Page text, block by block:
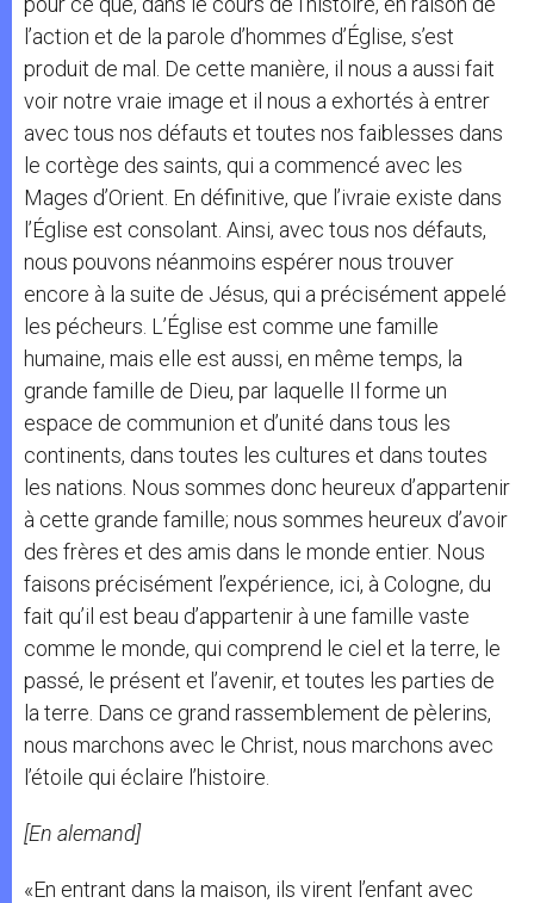
l’action et de la parole d’hommes d’Église, s’est
produit de mal. De cette manière, il nous a aussi fait
voir notre vraie image et il nous a exhortés à entrer
avec tous nos défauts et toutes nos faiblesses dans
le cortège des saints, qui a commencé avec les
Mages d’Orient. En définitive, que l’ivraie existe dans
l’Église est consolant. Ainsi, avec tous nos défauts,
nous pouvons néanmoins espérer nous trouver
encore à la suite de Jésus, qui a précisément appelé
les pécheurs. L’Église est comme une famille
humaine, mais elle est aussi, en même temps, la
grande famille de Dieu, par laquelle Il forme un
espace de communion et d’unité dans tous les
continents, dans toutes les cultures et dans toutes
les nations. Nous sommes donc heureux d’appartenir
à cette grande famille; nous sommes heureux d’avoir
des frères et des amis dans le monde entier. Nous
faisons précisément l’expérience, ici, à Cologne, du
fait qu’il est beau d’appartenir à une famille vaste
comme le monde, qui comprend le ciel et la terre, le
passé, le présent et l’avenir, et toutes les parties de
la terre. Dans ce grand rassemblement de pèlerins,
nous marchons avec le Christ, nous marchons avec
l’étoile qui éclaire l’histoire.
[En alemand]
«En entrant dans la maison, ils virent l’enfant avec